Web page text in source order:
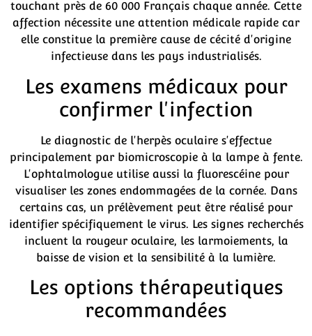
touchant près de 60 000 Français chaque année. Cette
affection nécessite une attention médicale rapide car
elle constitue la première cause de cécité d'origine
infectieuse dans les pays industrialisés.
Les examens médicaux pour
confirmer l'infection
Le diagnostic de l'herpès oculaire s'effectue
principalement par biomicroscopie à la lampe à fente.
L'ophtalmologue utilise aussi la fluorescéine pour
visualiser les zones endommagées de la cornée. Dans
certains cas, un prélèvement peut être réalisé pour
identifier spécifiquement le virus. Les signes recherchés
incluent la rougeur oculaire, les larmoiements, la
baisse de vision et la sensibilité à la lumière.
Les options thérapeutiques
recommandées